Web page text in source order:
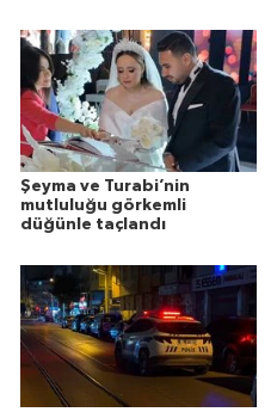
Şeyma ve Turabi’nin
mutluluğu görkemli
düğünle taçlandı